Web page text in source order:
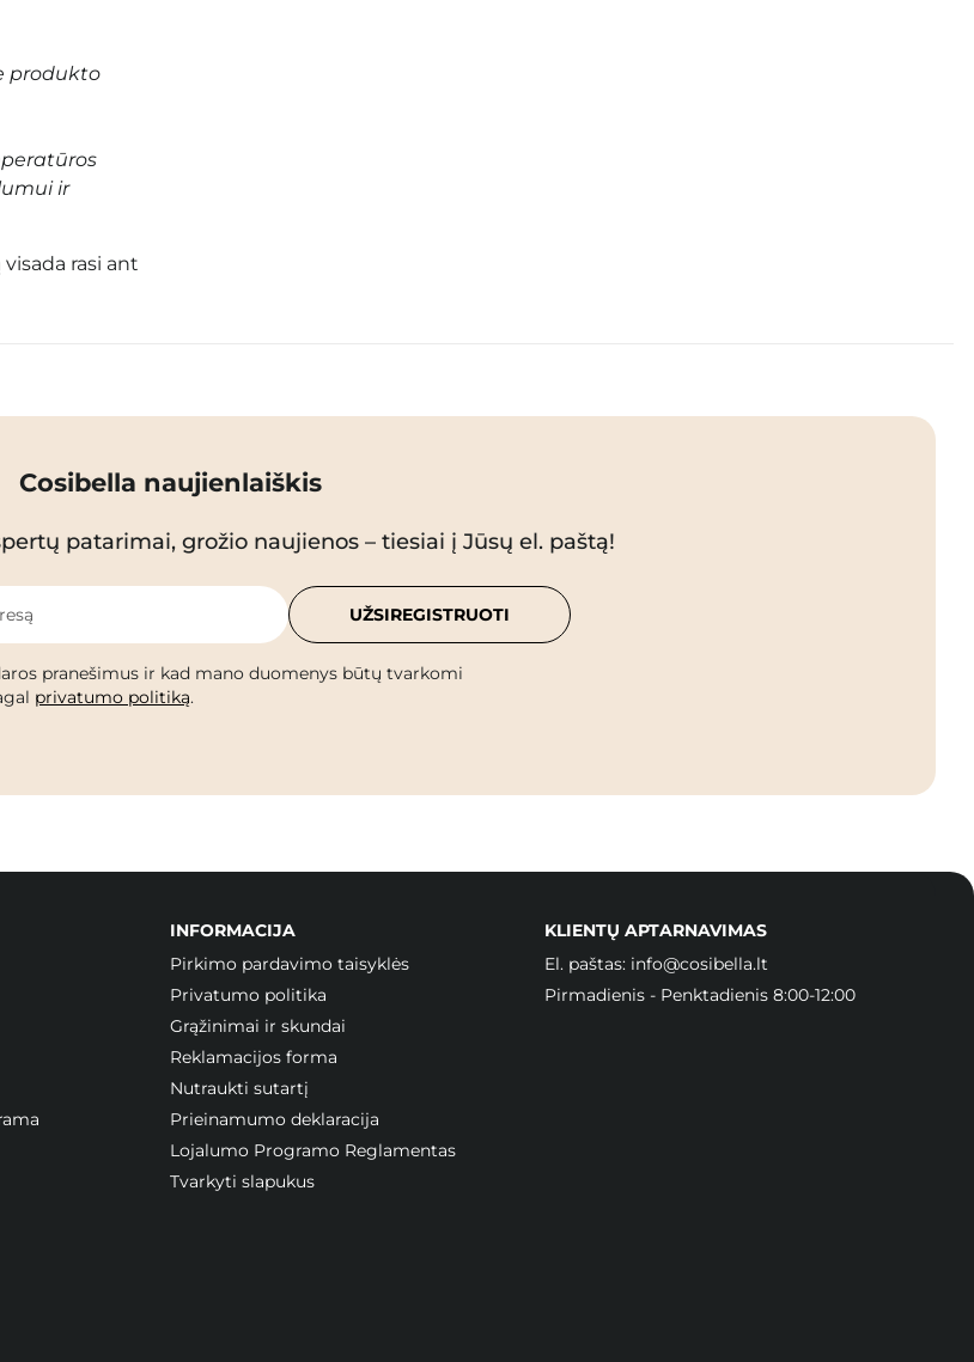
produkto
ir
rasi ant
Cosibella naujienlaiškis
patarimai, grožio naujienos – tiesiai į Jūsų el. paštą!
pranešimus ir kad mano duomenys būtų tvarkomi
privatumo politiką.
UŽSIREGISTRUOTI
INFORMACIJA
Pirkimo pardavimo taisyklės
Privatumo politika
Grąžinimai ir skundai
Reklamacijos forma
Nutraukti sutartį
Prieinamumo deklaracija
Lojalumo Programo Reglamentas
Tvarkyti slapukus
KLIENTŲ APTARNAVIMAS
El. paštas: info@cosibella.lt
Pirmadienis - Penktadienis 8:00-12:00